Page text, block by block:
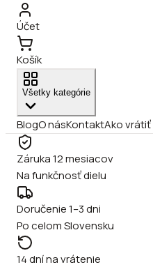
Účet
Košík
Všetky kategórie
BlogO násKontaktAko
Záruka 12 mesiacov
Na funkčnosť dielu
Doručenie 1–3 dni
Po celom Slovensku
14 dní na vrátenie